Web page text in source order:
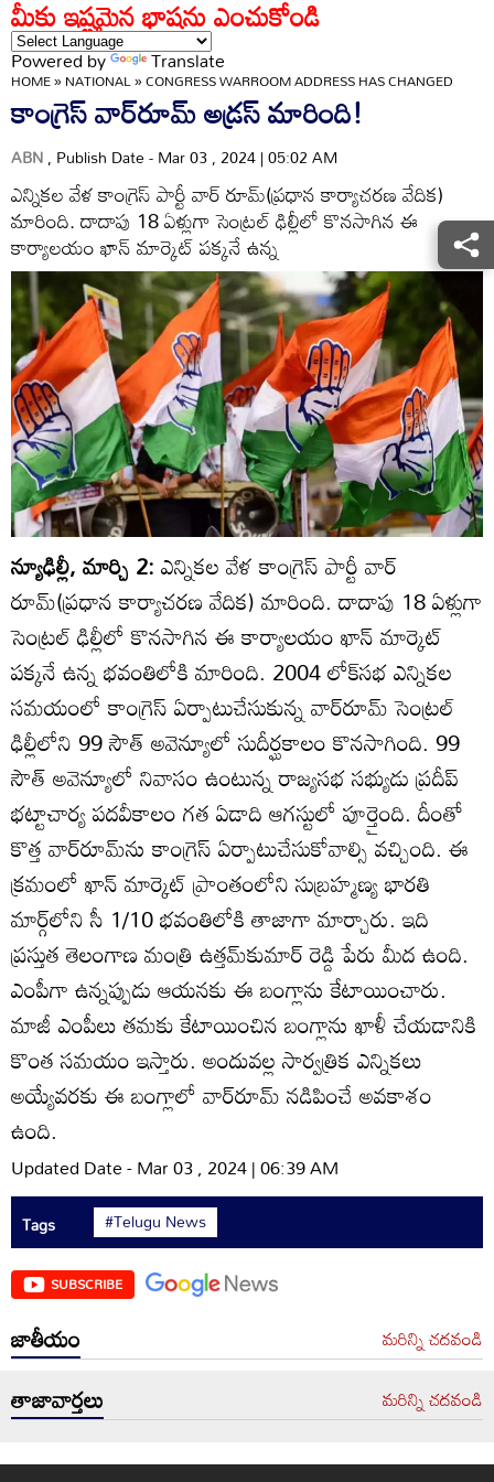
మీకు ఇష్టమైన భాషను ఎంచుకోండి
Powered by Translate
HOME»NATIONAL»CONGRESS WARROOM ADDRESS HAS CHANGED
కాంగ్రెస్‌ వార్‌రూమ్‌ అడ్రస్‌ మారింది!
ABN, Publish Date - Mar 03 , 2024 | 05:02 AM
ఎన్నికల వేళ కాంగ్రెస్‌ పార్టీ వార్‌ రూమ్‌(ప్రధాన కార్యాచరణ వేదిక)
మారింది. దాదాపు 18 ఏళ్లుగా సెంట్రల్‌ ఢిల్లీలో కొనసాగిన ఈ
కార్యాలయం ఖాన్‌ మార్కెట్‌ పక్కనే ఉన్న
న్యూఢిల్లీ, మార్చి 2:ఎన్నికల వేళ కాంగ్రెస్‌ పార్టీ వార్‌
రూమ్‌(ప్రధాన కార్యాచరణ వేదిక) మారింది. దాదాపు 18 ఏళ్లుగా
సెంట్రల్‌ ఢిల్లీలో కొనసాగిన ఈ కార్యాలయం ఖాన్‌ మార్కెట్‌
పక్కనే ఉన్న భవంతిలోకి మారింది. 2004 లోక్‌సభ ఎన్నికల
సమయంలో కాంగ్రెస్‌ ఏర్పాటుచేసుకున్న వార్‌రూమ్‌ సెంట్రల్‌
ఢిల్లీలోని 99 సౌత్‌ అవెన్యూలో సుదీర్ఘకాలం కొనసాగింది. 99
సౌత్‌ అవెన్యూలో నివాసం ఉంటున్న రాజ్యసభ సభ్యుడు ప్రదీప్‌
భట్టాచార్య పదవీకాలం గత ఏడాది ఆగస్టులో పూర్తైంది. దీంతో
కొత్త వార్‌రూమ్‌ను కాంగ్రెస్‌ ఏర్పాటుచేసుకోవాల్సి వచ్చింది. ఈ
క్రమంలో ఖాన్‌ మార్కెట్‌ ప్రాంతంలోని సుబ్రహ్మణ్య భారతి
మార్గ్‌లోని సీ 1/10 భవంతిలోకి తాజాగా మార్చారు. ఇది
ప్రస్తుత తెలంగాణ మంత్రి ఉత్తమ్‌కుమార్‌ రెడ్డి పేరు మీద ఉంది.
ఎంపీగా ఉన్నప్పుడు ఆయనకు ఈ బంగ్లాను కేటాయించారు.
మాజీ ఎంపీలు తమకు కేటాయించిన బంగ్లాను ఖాళీ చేయడానికి
కొంత సమయం ఇస్తారు. అందువల్ల సార్వత్రిక ఎన్నికలు
అయ్యేవరకు ఈ బంగ్లాలో వార్‌రూమ్‌ నడిపించే అవకాశం
ఉంది.
Updated Date - Mar 03 , 2024 | 06:39 AM
Tags #Telugu News
SUBSCRIBE
జాతీయం మరిన్ని చదవండి
తాజావార్తలు మరిన్ని చదవండి